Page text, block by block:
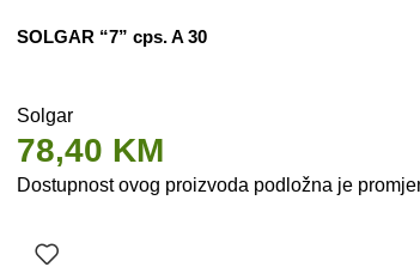
SOLGAR “7” cps. A 30
Solgar
78,40 KM
Dostupnost ovog proizvoda podložna je